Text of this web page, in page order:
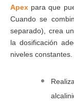
Apex para que
Cuando se
separado), crea
la dosificación
niveles constantes.